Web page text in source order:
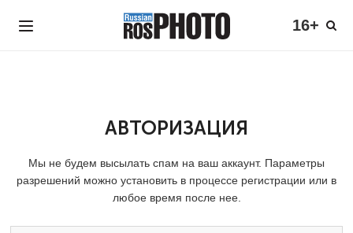
16+
АВТОРИЗАЦИЯ
Мы не будем высылать спам на ваш аккаунт. Параметры
разрешений можно установить в процессе регистрации или в
любое время после нее.